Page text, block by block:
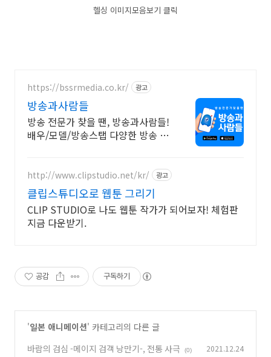
헬싱 이미지모음보기 클릭
https://bssrmedia.co.kr/ 광고
방송과사람들
방송 전문가 찾을 땐, 방송과사람들!
배우/모델/방송스탭 다양한 방송 전
http://www.clipstudio.net/kr/ 광고
클립스튜디오로 웹툰 그리기
CLIP STUDIO로 나도 웹툰 작가가 되어보자! 체험판
지금 다운받기.
공감 구독하기
'일본 애니메이션' 카테고리의 다른 글
바람의 검심 -메이지 검객 낭만기-, 전통 사극
(0) 2021.12.24